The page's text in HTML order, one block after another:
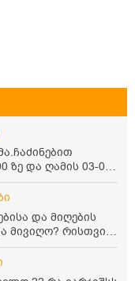
ზე და ღამის 03-00
ვიძინებ
თუ არის ამ
და მიღების
მივიღო? რისთვის
აქვს